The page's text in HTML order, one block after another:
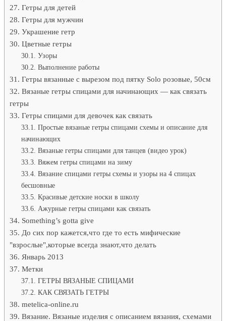
Гетры для детей
Гетры для мужчин
Украшение гетр
Цветные гетры
Узоры
Выполнение работы
Гетры вязанные с вырезом под пятку Solo розовые, 50см
Вязаные гетры спицами для начинающих — как связать
гетры
Гетры спицами для девочек как связать
Простые вязаные гетры спицами схемы и описание для
начинающих
Вязаные гетры спицами для танцев (видео урок)
Вяжем гетры спицами на зиму
Вязание спицами гетры схемы и узоры на 4 спицах
бесшовные
Красивые детские носки в школу
Ажурные гетры спицами как связать
Something’s gotta give
До сих пор кажется,что где то есть мифические
"взрослые",которые всегда знают,что делать
Январь 2013
Метки
ГЕТРЫ ВЯЗАНЫЕ СПИЦАМИ
КАК СВЯЗАТЬ ГЕТРЫ
metelica-online.ru
Вязание. Вязаные изделия с описанием вязания, схемами